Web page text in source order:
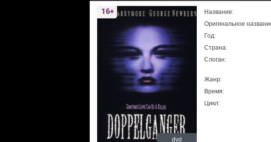
dvd
Название:
Оригинальное
Год:
Страна:
Слоган:
Жанр:
Время:
Цикл: